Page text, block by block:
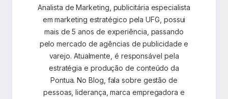
Analista de Marketing, publicitária especialista
em marketing estratégico pela UFG, possui
mais de 5 anos de experiência, passando
pelo mercado de agências de publicidade e
varejo. Atualmente, é responsável pela
estratégia e produção de conteúdo da
Pontua. No Blog, fala sobre gestão de
pessoas, liderança, marca empregadora e